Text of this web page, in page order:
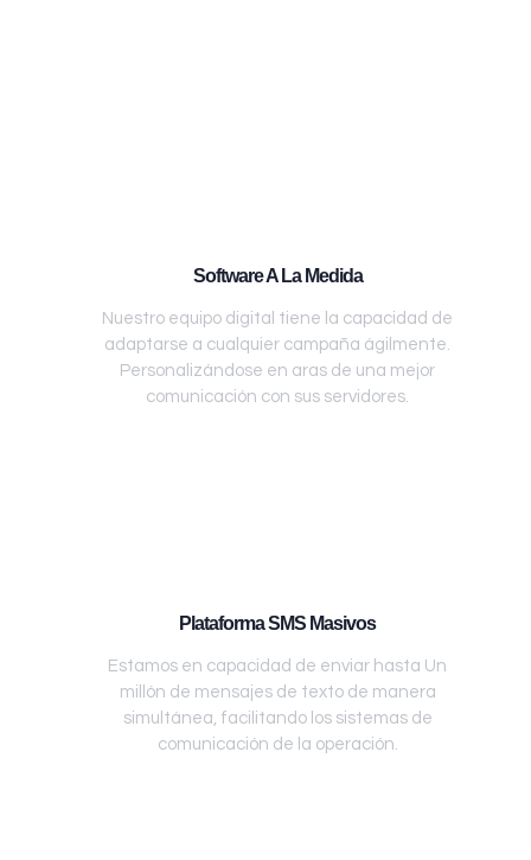
Software A La Medida
Nuestro equipo digital tiene la capacidad de
adaptarse a cualquier campaña ágilmente.
Personalizándose en aras de una mejor
comunicación con sus servidores.
Plataforma SMS Masivos
Estamos en capacidad de enviar hasta Un
millón de mensajes de texto de manera
simultánea, facilitando los sistemas de
comunicación de la operación.